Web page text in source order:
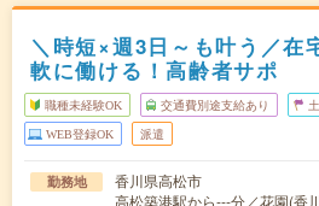
＼時短×週3日～も叶う／在
軟に働ける！高齢者サポ
職種未経験OK 交通費別途支給あり
WEB登録OK 派遣
勤務地
香川県高松市
高松築港駅から---分／花園(香